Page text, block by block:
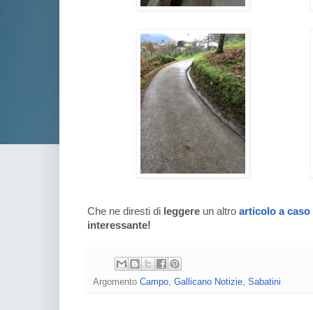
Che ne diresti di leggere un altro articolo a caso
interessante!
Argomento Campo, Gallicano Notizie, Sabatini